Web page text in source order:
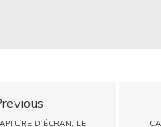
D’ÉCRAN, LE